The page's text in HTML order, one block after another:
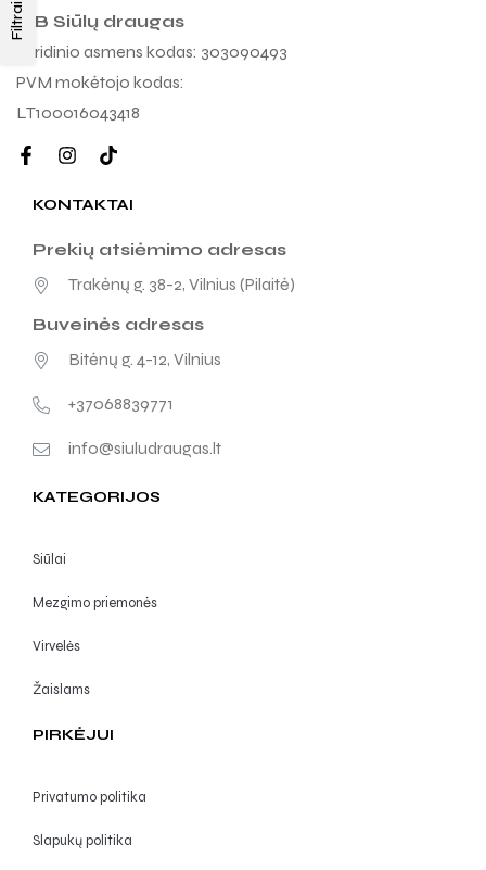
FiltraiMB Siūlų draugas
Juridinio asmens kodas: 303090493
PVM mokėtojo kodas:
LT100016043418
KONTAKTAI
Prekių atsiėmimo adresas
Trakėnų g. 38-2, Vilnius (Pilaitė)
Buveinės adresas
Bitėnų g. 4-12, Vilnius
+37068839771
info@siuludraugas.lt
KATEGORIJOS
Siūlai
Mezgimo priemonės
Virvelės
Žaislams
PIRKĖJUI
Privatumo politika
Slapukų politika